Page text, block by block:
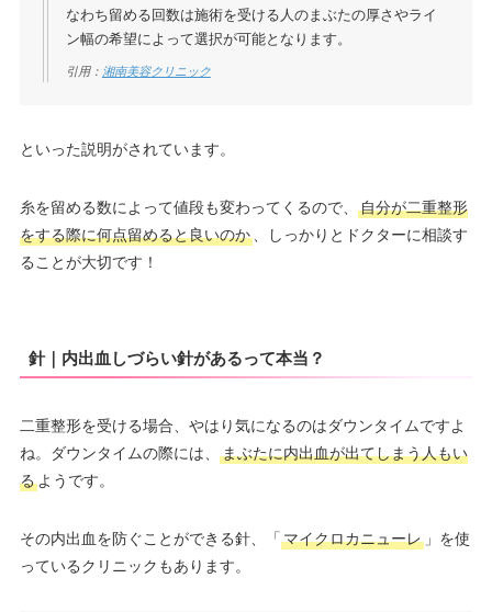
なわち留める回数は施術を受ける人のまぶたの厚さやライ
ン幅の希望によって選択が可能となります。
引用： 湘南美容クリニック
といった説明がされています。
糸を留める数によって値段も変わってくるので、
自分が二重整形
をする際に何点留めると良いのか、しっかりとドクターに相談す
ることが大切です！
針｜内出血しづらい針があるって本当？
二重整形を受ける場合、やはり気になるのはダウンタイムですよ
ね。ダウンタイムの際には、
まぶたに内出血が出てしまう人もい
るようです。
その内出血を防ぐことができる針、「 マイクロカニューレ」を使
っているクリニックもあります。